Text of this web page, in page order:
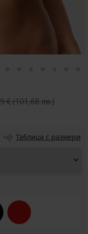
€(101,68 лв.)
Таблица с размери